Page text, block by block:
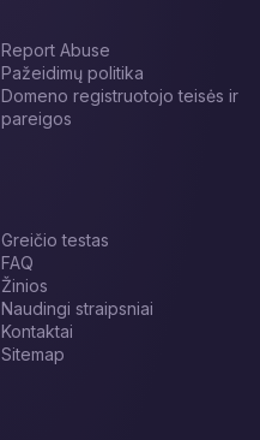
Report Abuse
Pažeidimų politika
Domeno registruotojo teisės ir
pareigos
Greičio testas
FAQ
Žinios
Naudingi straipsniai
Kontaktai
Sitemap